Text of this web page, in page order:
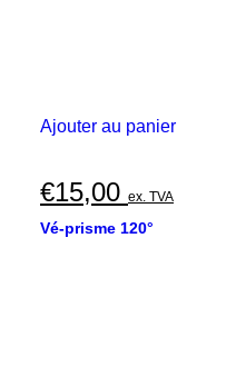
Ajouter au panier
€15,00 ex. TVA
Vé-prisme 120°